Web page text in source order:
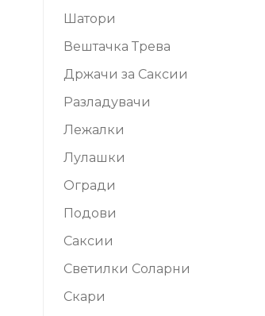
Шатори
Вештачка Трева
Држачи за Саксии
Разладувачи
Лежалки
Лулашки
Огради
Подови
Саксии
Светилки Соларни
Скари